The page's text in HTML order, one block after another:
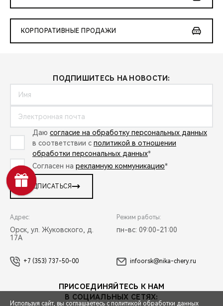
КОРПОРАТИВНЫЕ ПРОДАЖИ
ПОДПИШИТЕСЬ НА НОВОСТИ:
Даю согласие на обработку персональных данных
в соответствии с политикой в отношении
обработки персональных данных*
Согласен на рекламную коммуникацию*
ПОДПИСАТЬСЯ
Адрес:
Орск, ул. Жуковского, д.
17А
Режим работы:
пн-вс: 09:00-21:00
+7 (353) 737-50-00 infoorsk@nika-chery.ru
ПРИСОЕДИНЯЙТЕСЬ К НАМ
В СОЦИАЛЬНЫХ СЕТЯХ:
Используя сайт, вы соглашаетесь с политикой обработки данных